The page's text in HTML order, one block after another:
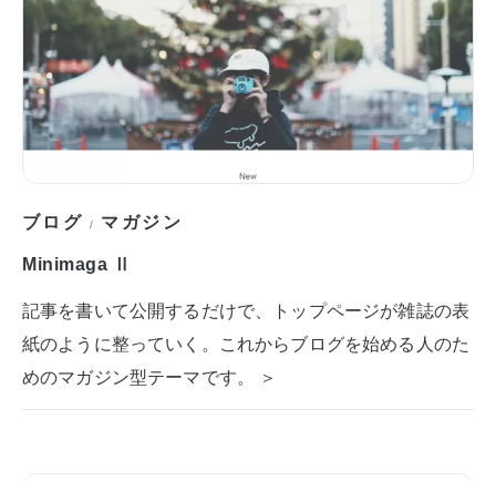
ブログ / マガジン
Minimaga Ⅱ
記事を書いて公開するだけで、トップページが雑誌の表
紙のように整っていく。これからブログを始める人のた
めのマガジン型テーマです。 ＞